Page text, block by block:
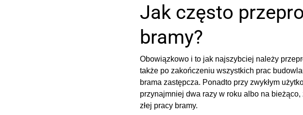
Jak często
bramy?
Obowiązkowo i to jak najszybciej należy
także po zakończeniu wszystkich prac
brama zastępcza. Ponadto przy zwykłym
przynajmniej dwa razy w roku albo na
złej pracy bramy.